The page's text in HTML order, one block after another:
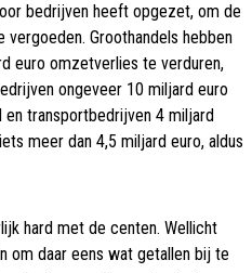
bedrijven heeft opgezet, om de
Groothandels hebben
euro omzetverlies te verduren,
ongeveer 10 miljard euro
transportbedrijven 4 miljard
meer dan 4,5 miljard euro, aldus
hard met de centen. Wellicht
om daar eens wat getallen bij te